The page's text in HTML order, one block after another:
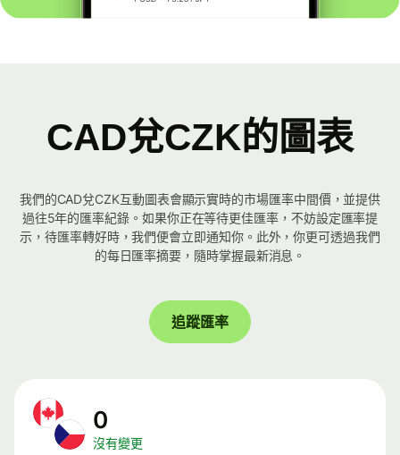
CAD兌CZK的圖表
我們的CAD兌CZK互動圖表會顯示實時的市場匯率中間價，並提供
過往5年的匯率紀錄。如果你正在等待更佳匯率，不妨設定匯率提
示，待匯率轉好時，我們便會立即通知你。此外，你更可透過我們
的每日匯率摘要，隨時掌握最新消息。
追蹤匯率
0
沒有變更